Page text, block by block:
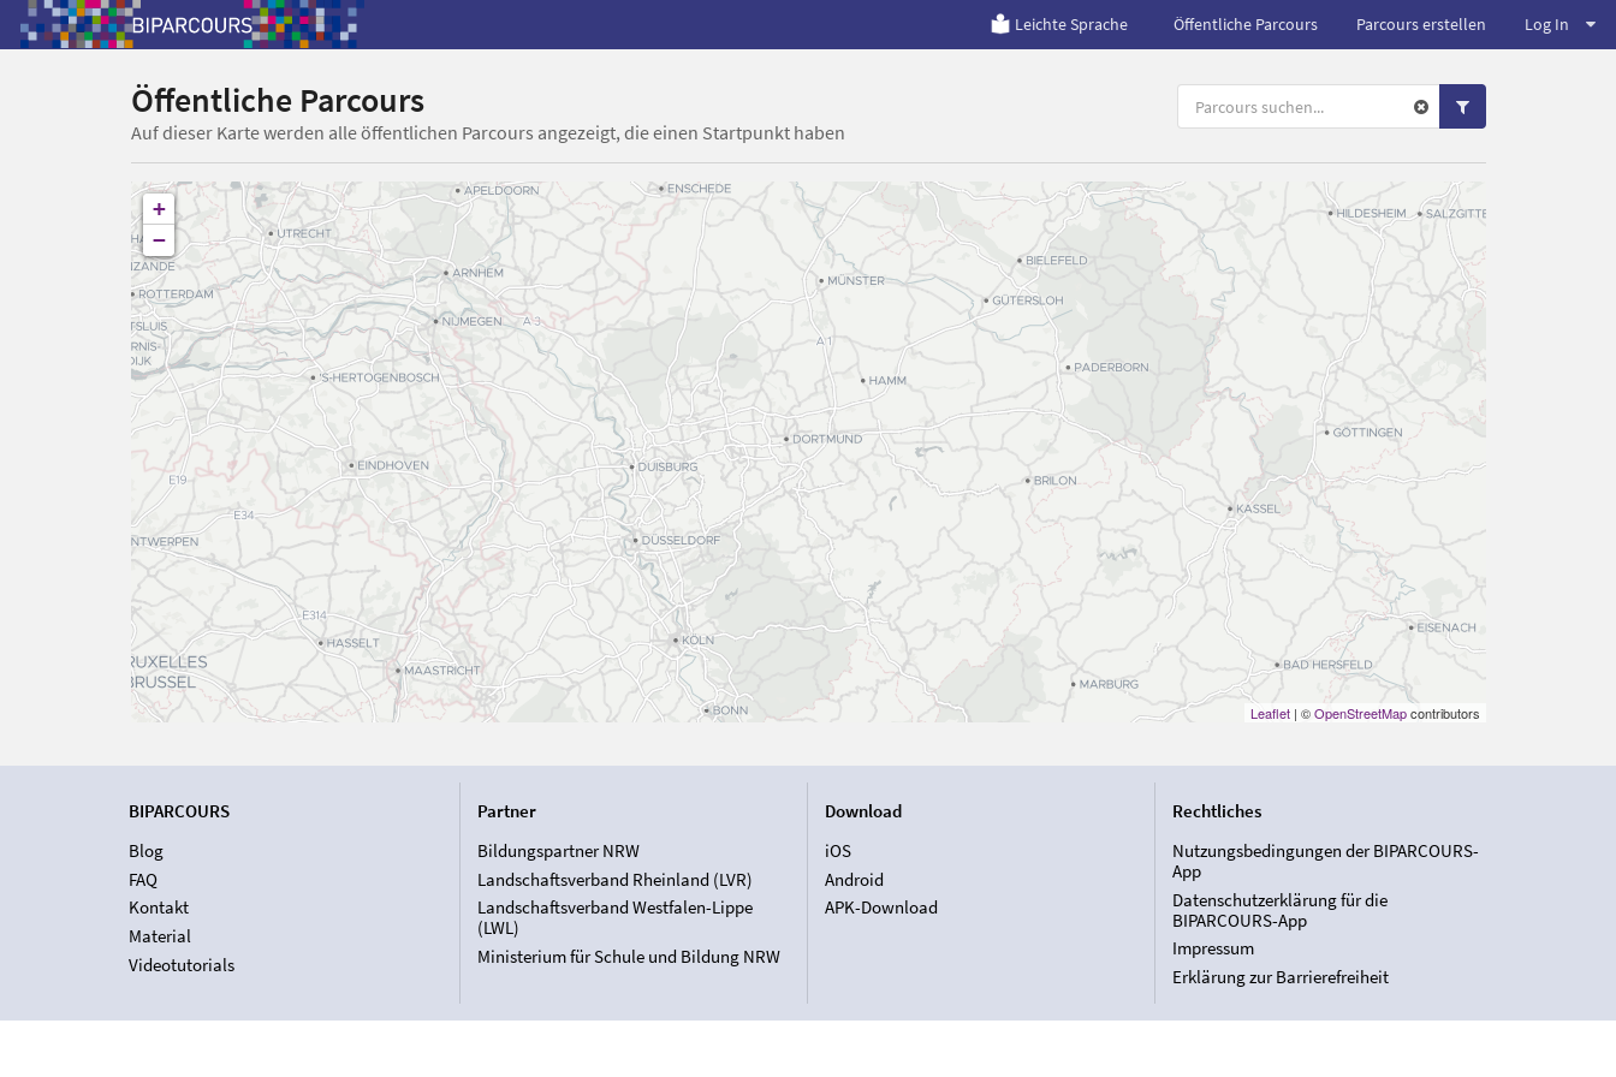
Leichte Sprache Öffentliche Parcours Parcours erstellen Log In
Öffentliche Parcours
Auf dieser Karte werden alle öffentlichen Parcours angezeigt, die einen Startpunkt haben
+
−
Leaflet| ©OpenStreetMapcontributors
BIPARCOURS
Blog
FAQ
Kontakt
Material
Videotutorials
Partner
Bildungspartner NRW
Landschaftsverband Rheinland (LVR)
Landschaftsverband Westfalen-Lippe
(LWL)
Ministerium für Schule und Bildung NRW
Download
iOS
Android
APK-Download
Rechtliches
Nutzungsbedingungen der BIPARCOURS-
App
Datenschutzerklärung für die
BIPARCOURS-App
Impressum
Erklärung zur Barrierefreiheit